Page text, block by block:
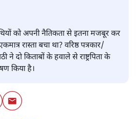
को अपनी नैतिकता से इतना मजबूर कर
रास्ता बचा था? वरिष्ठ पत्रकार/
दो किताबों के हवाले से राष्ट्रपिता के
किया है।